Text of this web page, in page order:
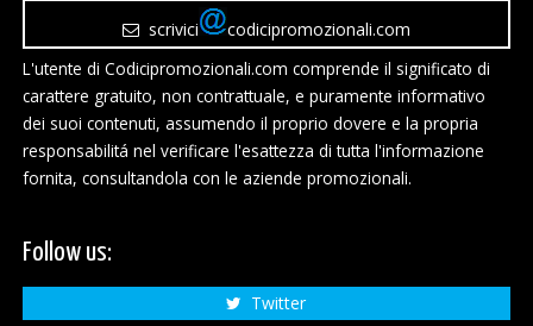
scrivici
codicipromozionali.com
L'utente di Codicipromozionali.com comprende il significato di
carattere gratuito, non contrattuale, e puramente informativo
dei suoi contenuti, assumendo il proprio dovere e la propria
responsabilitá nel verificare l'esattezza di tutta l'informazione
fornita, consultandola con le aziende promozionali.
Follow us:
Twitter